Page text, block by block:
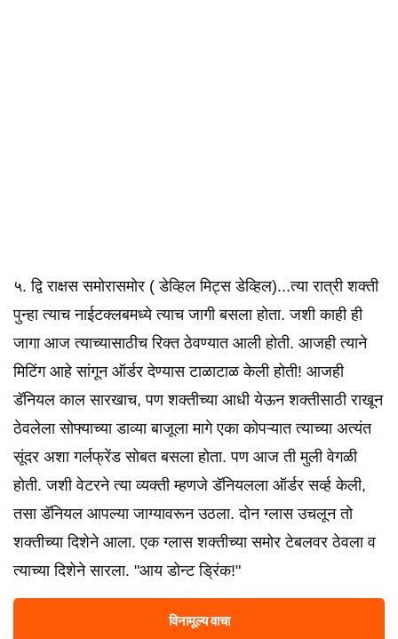
५. द्वि राक्षस समोरासमोर ( डेव्हिल मिट्स डेव्हिल)...त्या रात्री शक्ती
पुन्हा त्याच नाईटक्लबमध्ये त्याच जागी बसला होता. जशी काही ही
जागा आज त्याच्यासाठीच रिक्त ठेवण्यात आली होती. आजही त्याने
मिटिंग आहे सांगून ऑर्डर देण्यास टाळाटाळ केली होती! आजही
डॅनियल काल सारखाच, पण शक्तीच्या आधी येऊन शक्तीसाठी राखून
ठेवलेला सोफ्याच्या डाव्या बाजूला मागे एका कोपऱ्यात त्याच्या अत्यंत
सूंदर अशा गर्लफ्रेंड सोबत बसला होता. पण आज ती मुली वेगळी
होती. जशी वेटरने त्या व्यक्ती म्हणजे डॅनियलला ऑर्डर सर्व्ह केली,
तसा डॅनियल आपल्या जाग्यावरून उठला. दोन ग्लास उचलून तो
शक्तीच्या दिशेने आला. एक ग्लास शक्तीच्या समोर टेबलवर ठेवला व
त्याच्या दिशेने सारला. "आय डोन्ट ड्रिंक!"
विनामूल्य वाचा